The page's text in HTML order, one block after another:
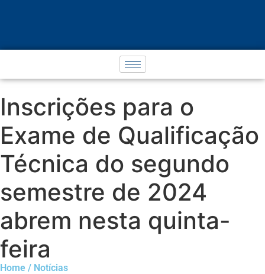
Inscrições para o
Exame de Qualificação
Técnica do segundo
semestre de 2024
abrem nesta quinta-
feira
Home / Notícias